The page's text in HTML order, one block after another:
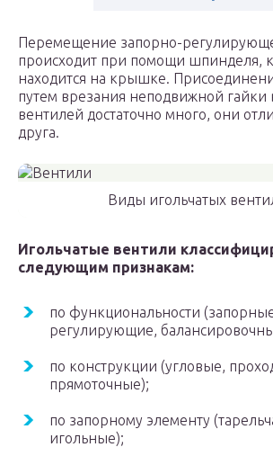
Перемещение запорно-
происходит при помощи шпинделя,
находится на крышке.
путем врезания неподвижной гайки
вентилей достаточно много, они
друга.
Виды игольчатых
Игольчатые вентили
следующим признакам:
по функциональности
регулирующие,
по конструкции (угловые,
прямоточные);
по запорному элементу
игольные);